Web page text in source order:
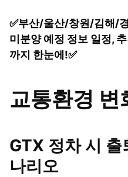
✅부산/울산/창원/김해/
미분양 예정 정보 일정,
까지 한눈에!✅
교통환경 변
GTX 정차 시 출
나리오